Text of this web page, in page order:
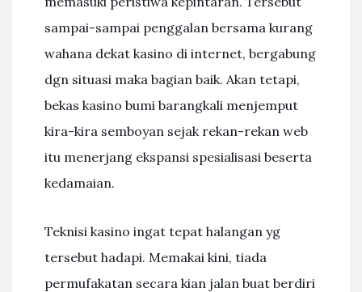
sampai-sampai penggalan bersama kurang
wahana dekat kasino di internet, bergabung
dgn situasi maka bagian baik. Akan tetapi,
bekas kasino bumi barangkali menjemput
kira-kira semboyan sejak rekan-rekan web
itu menerjang ekspansi spesialisasi beserta
kedamaian.
Teknisi kasino ingat tepat halangan yg
tersebut hadapi. Memakai kini, tiada
permufakatan secara kian jalan buat berdiri